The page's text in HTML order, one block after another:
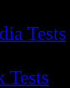
Tests
Tests